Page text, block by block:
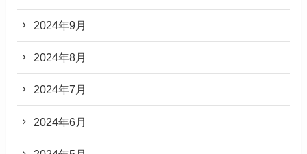
2024年9月
2024年8月
2024年7月
2024年6月